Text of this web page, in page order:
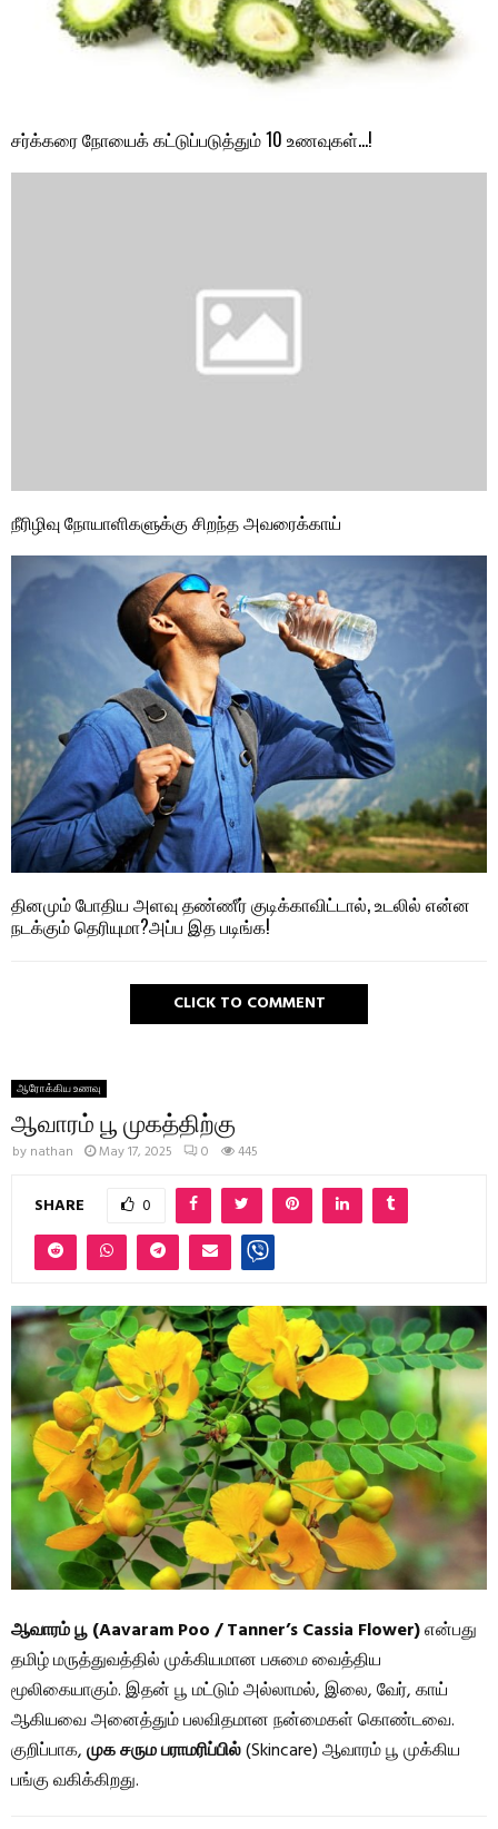
சர்க்கரை நோயைக் கட்டுப்படுத்தும் 10 உணவுகள்…!
நீரிழிவு நோயாளிகளுக்கு சிறந்த அவரைக்காய்
தினமும் போதிய அளவு தண்ணீர் குடிக்காவிட்டால், உடலில் என்ன
நடக்கும் தெரியுமா?அப்ப இத படிங்க!
CLICK TO COMMENT
ஆரோக்கிய உணவு
ஆவாரம் பூ முகத்திற்கு
by nathan May 17, 2025 0 445
SHARE 0
ஆவாரம் பூ (Aavaram Poo / Tanner’s Cassia Flower)என்பது
தமிழ் மருத்துவத்தில் முக்கியமான பசுமை வைத்திய
மூலிகையாகும். இதன் பூ மட்டும் அல்லாமல், இலை, வேர், காய்
ஆகியவை அனைத்தும் பலவிதமான நன்மைகள் கொண்டவை.
குறிப்பாக,முக சரும பராமரிப்பில்(Skincare) ஆவாரம் பூ முக்கிய
பங்கு வகிக்கிறது.